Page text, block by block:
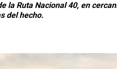
la Ruta Nacional 40, en
del hecho.